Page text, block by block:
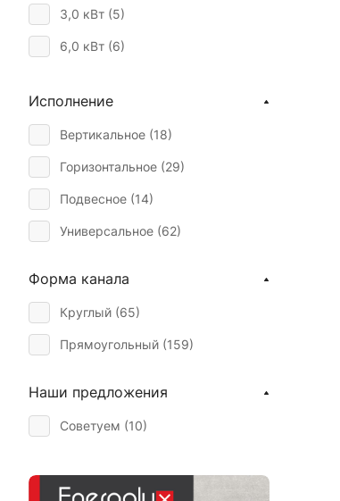
3,0 кВт (5)
6,0 кВт (6)
12 кВт (1)
Исполнение
Вертикальное (18)
Горизонтальное (29)
Подвесное (14)
Универсальное (62)
Форма канала
Круглый (65)
Прямоугольный (159)
Наши предложения
Советуем (10)